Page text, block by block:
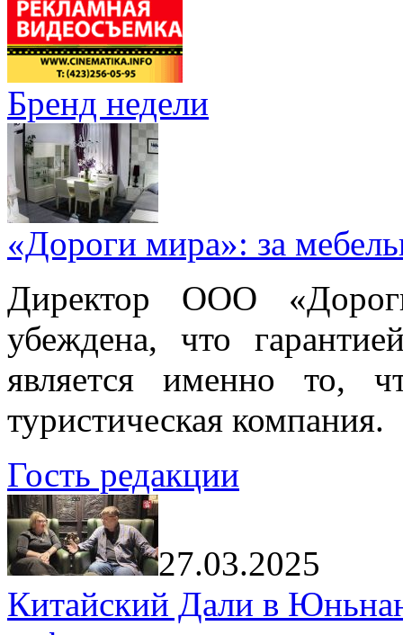
Бренд недели
«Дороги мира»: за
Директор ООО
убеждена, что
является именно то,
туристическая компания.
Гость редакции
27.03.2025
Китайский Дали в